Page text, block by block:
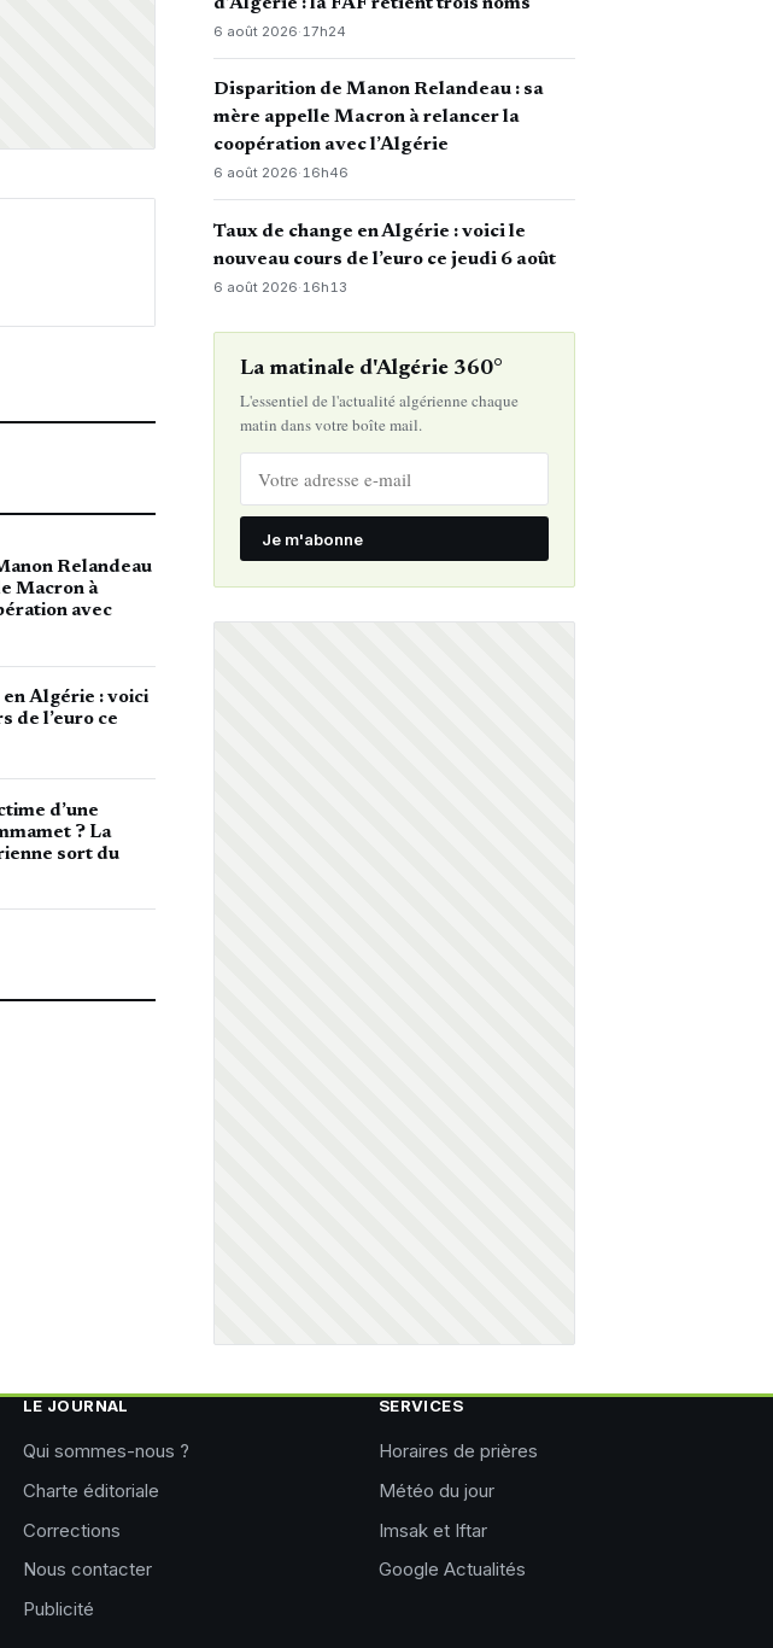
Relandeau
Macron à
avec
en Algérie : voici
de l’euro ce
d’une
? La
sort du
6 août 2026·17h24
Disparition de Manon Relandeau : sa
mère appelle Macron à relancer la
coopération avec l’Algérie
6 août 2026·16h46
Taux de change en Algérie : voici le
nouveau cours de l’euro ce jeudi 6 août
6 août 2026· 16h13
La matinale d'Algérie 360°
L'essentiel de l'actualité algérienne chaque
matin dans votre boîte mail.
Je m'abonne
LE JOURNAL
Qui sommes-nous ?
Charte éditoriale
Corrections
Nous contacter
Publicité
SERVICES
Horaires de prières
Météo du jour
Imsak et Iftar
Google Actualités